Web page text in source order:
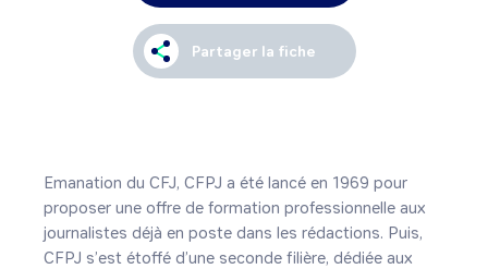
Partager la fiche
Emanation du CFJ, CFPJ a été lancé en 1969 pour
proposer une offre de formation professionnelle aux
journalistes déjà en poste dans les rédactions. Puis,
CFPJ s’est étoffé d’une seconde filière, dédiée aux